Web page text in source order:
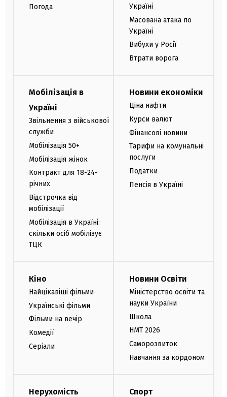
Погода
Україні
Масована атака по
Україні
Вибухи у Росії
Втрати ворога
Мобілізація в
Україні
Звільнення з військової
служби
Мобілізація 50+
Мобілізація жінок
Контракт для 18-24-
річних
Відстрочка від
мобілізації
Мобілізація в Україні:
скільки осіб мобілізує
ТЦК
Новини економіки
Ціна нафти
Курси валют
Фінансові новини
Тарифи на комунальні
послуги
Податки
Пенсія в Україні
Кіно
Найцікавіші фільми
Українські фільми
Фільми на вечір
Комедії
Серіали
Новини Освіти
Міністерство освіти та
науки України
Школа
НМТ 2026
Саморозвиток
Навчання за кордоном
Нерухомість Спорт